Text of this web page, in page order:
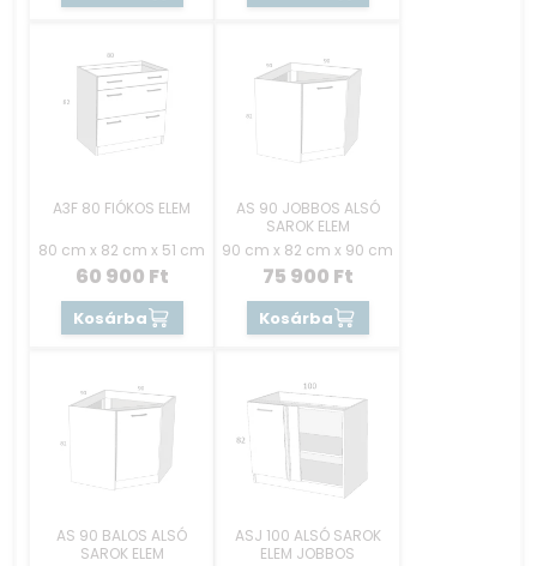
A3F 80 FIÓKOS ELEM
80 cm x 82 cm x 51 cm
60 900 Ft
Kosárba
AS 90 JOBBOS ALSÓ
SAROK ELEM
90 cm x 82 cm x 90 cm
75 900 Ft
Kosárba
AS 90 BALOS ALSÓ
SAROK ELEM
ASJ 100 ALSÓ SAROK
ELEM JOBBOS